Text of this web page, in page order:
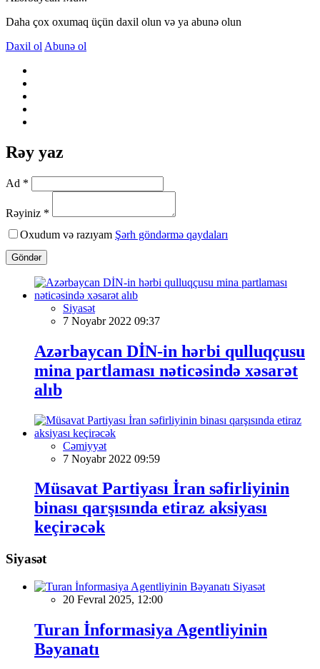
Daha çox oxumaq üçün daxil olun və ya abunə olun
Daxil ol Abunə ol
Rəy yaz
Ad *
Rəyiniz *
Oxudum və razıyam Şərh göndərmə qaydaları
Göndər
Siyasət
7 Noyabr 2022 09:37
Azərbaycan DİN-in hərbi qulluqçusu
mina partlaması nəticəsində xəsarət
alıb
Cəmiyyət
7 Noyabr 2022 09:59
Müsavat Partiyası İran səfirliyinin
binası qarşısında etiraz aksiyası
keçirəcək
Siyasət
Siyasət
20 Fevral 2025, 12:00
Turan İnformasiya Agentliyinin
Bəyanatı